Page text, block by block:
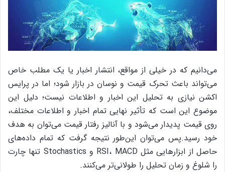
می‌دانیم که در خیلی از مواقع، انتشار اخبار یا یک مطلب خاص
می‌تواند باعث تحرک قیمت و نوسان در بازار ‌شود؛ اما در پرایس
اکشن نیازی به تحلیل این اخبار و اطلاعات نیست؛ دلیل این
موضوع این است که تأثیر نهایی تمام اخبار و اطلاعات مختلف،
روی قیمت پدیدار می‌شود و با آنالیز رفتار قیمت می‌توان به هدف
خود رسید.پس می‌توان این‌طور نتیجه گرفت که تمام داده‌های
حاصل از ابزار‌هایی مثل RSI، MACD و Stochastics تنها چارت
را شلوغ و زمان تحلیل را طولانی‌تر می‌کنند.